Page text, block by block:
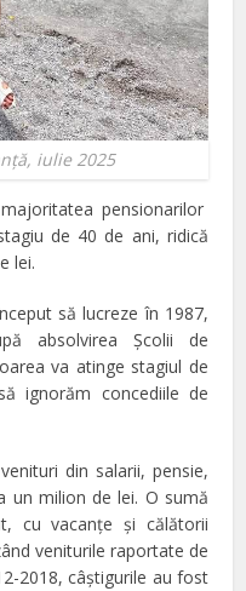
iulie 2025
pensionarilor
de 40 de ani, ridică
lei.
să lucreze în 1987,
absolvirea Şcolii de
va atinge stagiul de
ignorăm concediile de
din salarii, pensie,
un milion de lei. O sumă
cu vacanţe şi călătorii
veniturile raportate de
2018, câştigurile au fost